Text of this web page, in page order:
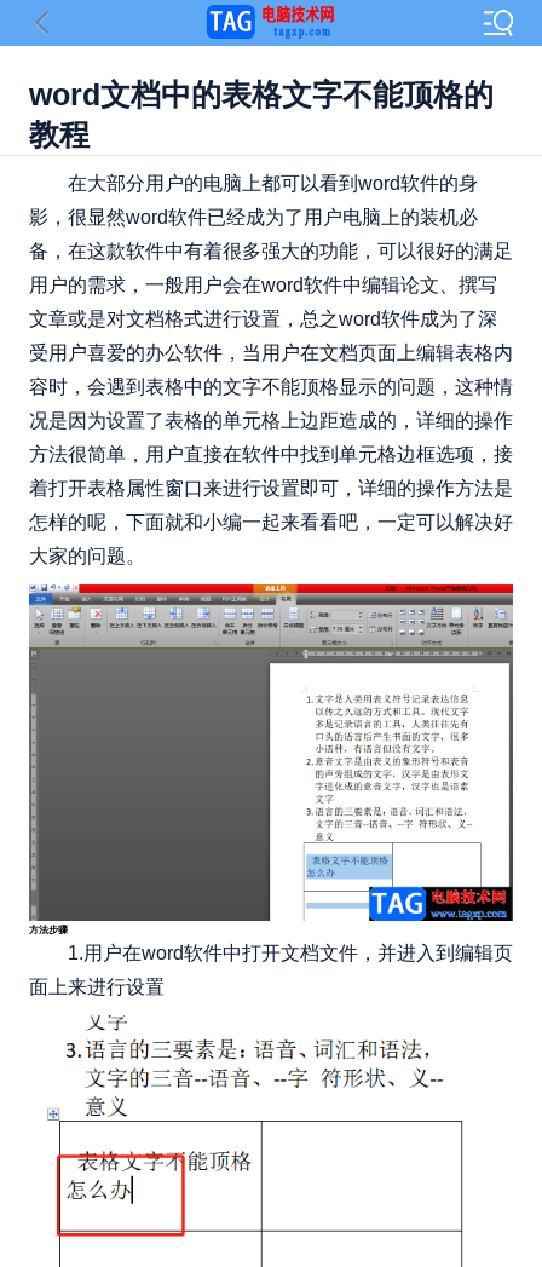
​word文档中的表格文字不能顶格的
教程
在大部分用户的电脑上都可以看到word软件的身
影，很显然word软件已经成为了用户电脑上的装机必
备，在这款软件中有着很多强大的功能，可以很好的满足
用户的需求，一般用户会在word软件中编辑论文、撰写
文章或是对文档格式进行设置，总之word软件成为了深
受用户喜爱的办公软件，当用户在文档页面上编辑表格内
容时，会遇到表格中的文字不能顶格显示的问题，这种情
况是因为设置了表格的单元格上边距造成的，详细的操作
方法很简单，用户直接在软件中找到单元格边框选项，接
着打开表格属性窗口来进行设置即可，详细的操作方法是
怎样的呢，下面就和小编一起来看看吧，一定可以解决好
大家的问题。
方法步骤
1.用户在word软件中打开文档文件，并进入到编辑页
面上来进行设置